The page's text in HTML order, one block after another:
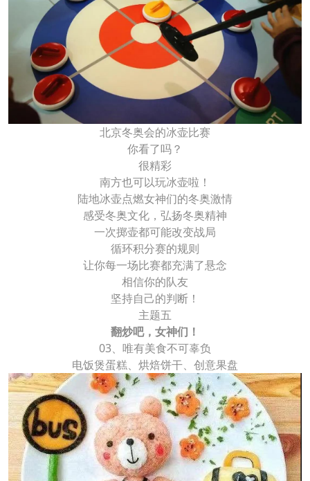
北京冬奥会的冰壶比赛
你看了吗？
很精彩
南方也可以玩冰壶啦！
陆地冰壶点燃女神们的冬奥激情
感受冬奥文化，弘扬冬奥精神
一次掷壶都可能改变战局
循环积分赛的规则
让你每一场比赛都充满了悬念
相信你的队友
坚持自己的判断！
主题五
翻炒吧，女神们！
03、唯有美食不可辜负
电饭煲蛋糕、烘焙饼干、创意果盘